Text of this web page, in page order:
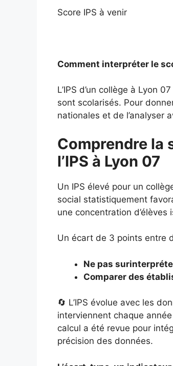
Score IPS à venir
Comment interpréter le
L’IPS d’un collège à Lyon
sont scolarisés. Pour
nationales et de l’analyser
Comprendre la
l’IPS à Lyon 07
Un IPS élevé pour un
social statistiquement
une concentration
Un écart de 3 points entre
Ne pas
Comparer des
🔄 L’IPS évolue avec les
interviennent chaque
calcul a été revue pour
précision des données.